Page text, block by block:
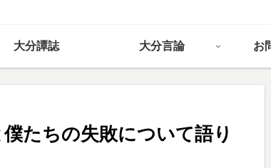
大分譚誌 大分言論 お
たちの失敗について語り